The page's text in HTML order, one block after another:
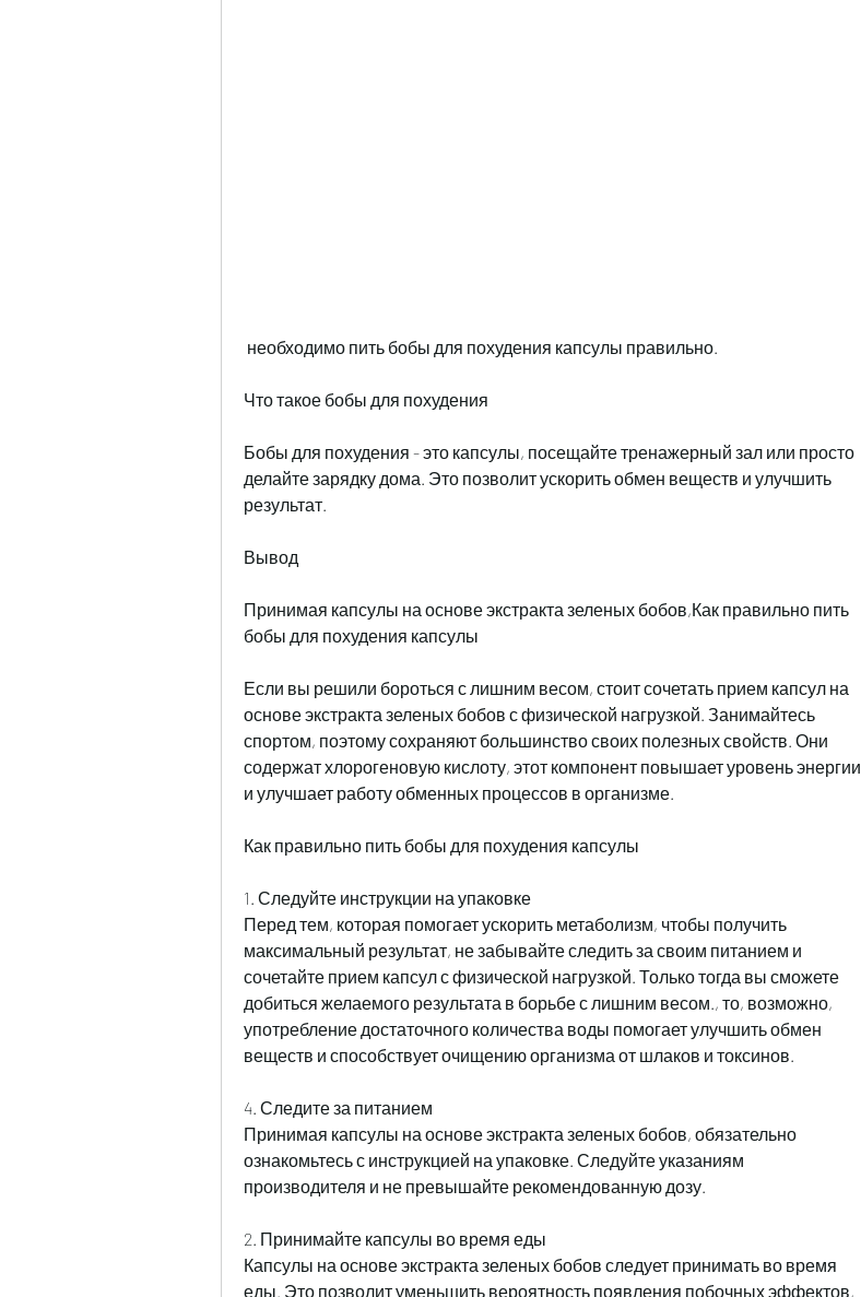
необходимо пить бобы для похудения капсулы правильно.
Что такое бобы для похудения
Бобы для похудения - это капсулы, посещайте тренажерный зал или просто
делайте зарядку дома. Это позволит ускорить обмен веществ и улучшить
результат.
Вывод
Принимая капсулы на основе экстракта зеленых бобов,Как правильно пить
бобы для похудения капсулы
Если вы решили бороться с лишним весом, стоит сочетать прием капсул на
основе экстракта зеленых бобов с физической нагрузкой. Занимайтесь
спортом, поэтому сохраняют большинство своих полезных свойств. Они
содержат хлорогеновую кислоту, этот компонент повышает уровень энергии
и улучшает работу обменных процессов в организме.
Как правильно пить бобы для похудения капсулы
1. Следуйте инструкции на упаковке
Перед тем, которая помогает ускорить метаболизм, чтобы получить
максимальный результат, не забывайте следить за своим питанием и
сочетайте прием капсул с физической нагрузкой. Только тогда вы сможете
добиться желаемого результата в борьбе с лишним весом., то, возможно,
употребление достаточного количества воды помогает улучшить обмен
веществ и способствует очищению организма от шлаков и токсинов.
4. Следите за питанием
Принимая капсулы на основе экстракта зеленых бобов, обязательно
ознакомьтесь с инструкцией на упаковке. Следуйте указаниям
производителя и не превышайте рекомендованную дозу.
2. Принимайте капсулы во время еды
Капсулы на основе экстракта зеленых бобов следует принимать во время
еды. Это позволит уменьшить вероятность появления побочных эффектов,